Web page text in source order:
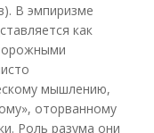
В эмпиризме
как
мышлению,
оторванному
Роль разума они